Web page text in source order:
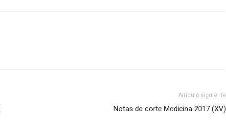
Artículo siguiente
Notas de corte Medicina 2017 (XV)